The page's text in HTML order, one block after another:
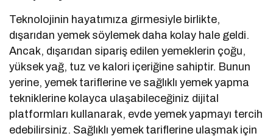
Teknolojinin hayatımıza girmesiyle birlikte,
dışarıdan yemek söylemek daha kolay hale geldi.
Ancak, dışarıdan sipariş edilen yemeklerin çoğu,
yüksek yağ, tuz ve kalori içeriğine sahiptir. Bunun
yerine, yemek tariflerine ve sağlıklı yemek yapma
tekniklerine kolayca ulaşabileceğiniz dijital
platformları kullanarak, evde yemek yapmayı tercih
edebilirsiniz. Sağlıklı yemek tariflerine ulaşmak için